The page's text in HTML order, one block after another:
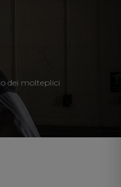
dei molteplici